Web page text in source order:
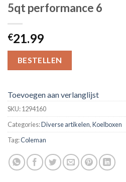
5qt performance 6
€21.99
BESTELLEN
Toevoegen aan verlanglijst
SKU:1294160
Categories:Diverse artikelen,Koelboxen
Tag:Coleman